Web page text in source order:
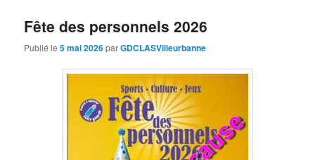
Fête des personnels 2026
Publié le5 mai 2026parGDCLASVilleurbanne